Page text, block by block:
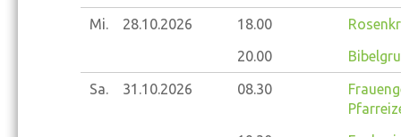
Mi. 28.10.2026 18.00
20.00
Sa. 31.10.2026 08.30